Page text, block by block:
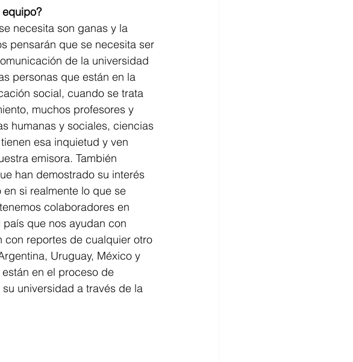
equipo?
necesita son ganas y la
pensarán que se necesita ser
de la universidad
personas que están en la
social, cuando se trata
muchos profesores y
humanas y sociales, ciencias
esa inquietud y ven
emisora. También
han demostrado su interés
si realmente lo que se
colaboradores en
que nos ayudan con
con reportes de cualquier otro
Uruguay, México y
en el proceso de
universidad a través de la